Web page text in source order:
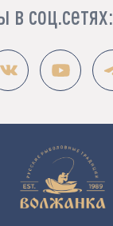
в соц.сетях: